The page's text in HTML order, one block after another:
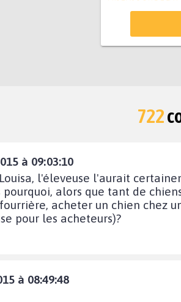
722
à 09:03:10
l'éleveuse l'aurait
pourquoi, alors que tant de
acheter un chien chez
pour les acheteurs)?
à 08:49:48